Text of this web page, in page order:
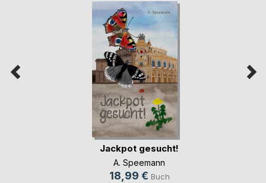
Jackpot gesucht!
A. Speemann
18,99 € Buch